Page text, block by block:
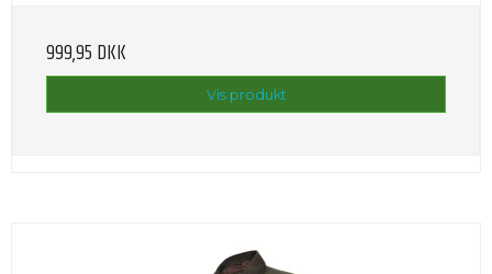
999,95 DKK
Vis produkt